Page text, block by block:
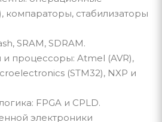
компараторы, стабилизаторы
SRAM, SDRAM.
процессоры: Atmel (AVR),
(STM32), NXP и
FPGA и CPLD.
электроники